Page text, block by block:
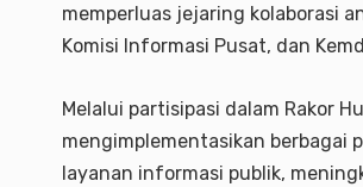
memperluas jejaring kolaborasi
Komisi Informasi Pusat, dan
Melalui partisipasi dalam Rakor
mengimplementasikan berbagai
layanan informasi publik,